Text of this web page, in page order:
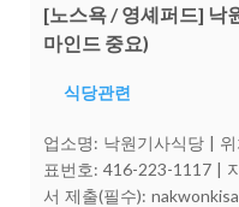
[노스욕 / 영셰퍼드] 낙
마인드 중요)
식당관련
업소명: 낙원기사식당 |
표번호: 416-223-1117 |
서 제출(필수):